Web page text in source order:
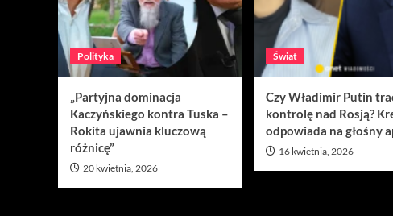
Polityka
„Partyjna dominacja
Kaczyńskiego kontra Tuska –
Rokita ujawnia kluczową
różnicę”
20 kwietnia, 2026
Świat
Czy Władimir Putin
kontrolę nad Rosją?
odpowiada na głośny
16 kwietnia, 2026